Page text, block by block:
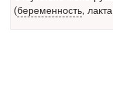
встрече с
(беременность,